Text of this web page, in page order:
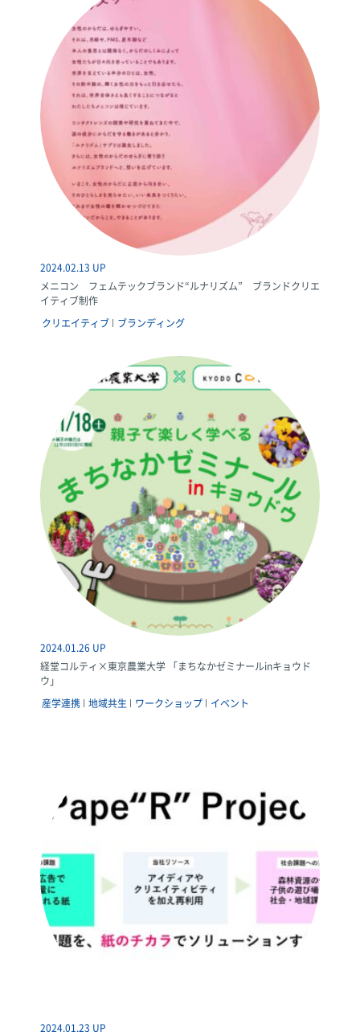
2024.02.13 UP
メニコン フェムテックブランド“ルナリズム” ブランドクリエ
イティブ制作
クリエイティブ
ブランディング
2024.01.26 UP
経堂コルティ×東京農業大学 「まちなかゼミナールinキョウド
ウ」
産学連携 地域共生 ワークショップ イベント
2024.01.23 UP